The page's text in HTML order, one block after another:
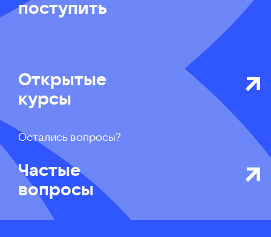
поступить
Открытые
курсы
Остались вопросы?
Частые
вопросы